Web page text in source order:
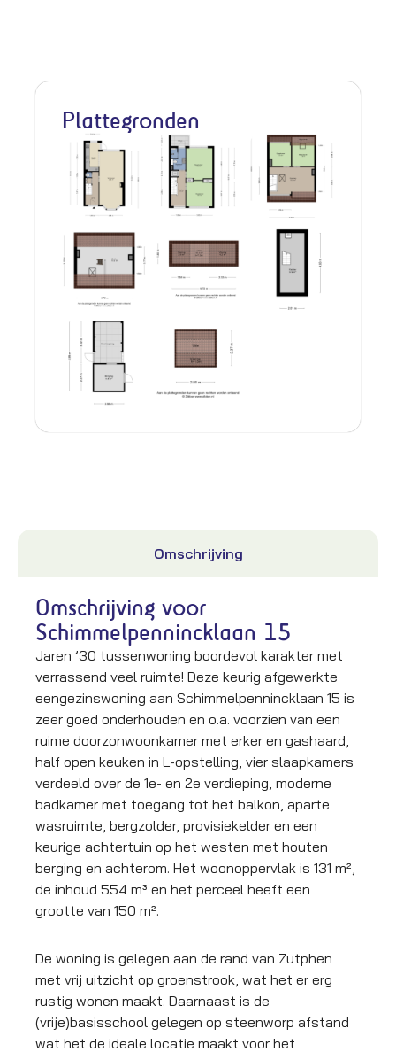
Plattegronden
Omschrijving
Omschrijving voor
Schimmelpennincklaan 15
Jaren ’30 tussenwoning boordevol karakter met
verrassend veel ruimte! Deze keurig afgewerkte
eengezinswoning aan Schimmelpennincklaan 15 is
zeer goed onderhouden en o.a. voorzien van een
ruime doorzonwoonkamer met erker en gashaard,
half open keuken in L-opstelling, vier slaapkamers
verdeeld over de 1e- en 2e verdieping, moderne
badkamer met toegang tot het balkon, aparte
wasruimte, bergzolder, provisiekelder en een
keurige achtertuin op het westen met houten
berging en achterom. Het woonoppervlak is 131 m²,
de inhoud 554 m³ en het perceel heeft een
grootte van 150 m².
De woning is gelegen aan de rand van Zutphen
met vrij uitzicht op groenstrook, wat het er erg
rustig wonen maakt. Daarnaast is de
(vrije)basisschool gelegen op steenworp afstand
wat het de ideale locatie maakt voor het